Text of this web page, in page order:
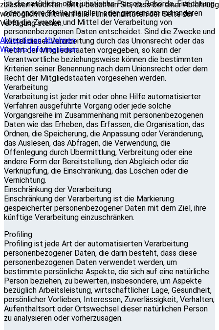
ist die natürliche oder juristische Person, Behörde, Einrichtung
oder andere Stelle, die allein oder gemeinsam mit anderen
über die Zwecke und Mittel der Verarbeitung von
personenbezogenen Daten entscheidet. Sind die Zwecke und
Mittel dieser Verarbeitung durch das Unionsrecht oder das
Recht der Mitgliedstaaten vorgegeben, so kann der
Verantwortliche beziehungsweise können die bestimmten
Kriterien seiner Benennung nach dem Unionsrecht oder dem
Recht der Mitgliedstaaten vorgesehen werden.
Verarbeitung
Verarbeitung ist jeder mit oder ohne Hilfe automatisierter
Verfahren ausgeführte Vorgang oder jede solche
Vorgangsreihe im Zusammenhang mit personenbezogenen
Daten wie das Erheben, das Erfassen, die Organisation, das
Ordnen, die Speicherung, die Anpassung oder Veränderung,
das Auslesen, das Abfragen, die Verwendung, die
Offenlegung durch Übermittlung, Verbreitung oder eine
andere Form der Bereitstellung, den Abgleich oder die
Verknüpfung, die Einschränkung, das Löschen oder die
Vernichtung.
Einschränkung der Verarbeitung
Einschränkung der Verarbeitung ist die Markierung
gespeicherter personenbezogener Daten mit dem Ziel, ihre
künftige Verarbeitung einzuschränken.
Profiling
Profiling ist jede Art der automatisierten Verarbeitung
personenbezogener Daten, die darin besteht, dass diese
personenbezogenen Daten verwendet werden, um
bestimmte persönliche Aspekte, die sich auf eine natürliche
Person beziehen, zu bewerten, insbesondere, um Aspekte
bezüglich Arbeitsleistung, wirtschaftlicher Lage, Gesundheit,
persönlicher Vorlieben, Interessen, Zuverlässigkeit, Verhalten,
Aufenthaltsort oder Ortswechsel dieser natürlichen Person
zu analysieren oder vorherzusagen.
zulassen möchten. Bitte beachten Sie, dass bei einer Ablehnung
womöglich nicht mehr alle Funktionalitäten der Seite zur
Verfügung stehen.
Akzeptieren Ablehnen
Weitere Informationen